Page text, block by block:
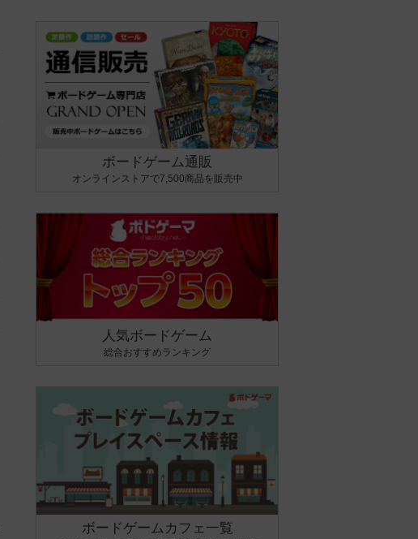
ボードゲーム通販
オンラインストアで7,500商品を販売中
人気ボードゲーム
総合おすすめランキング
ボードゲームカフェ一覧